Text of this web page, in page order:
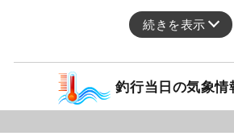
続きを表示
釣行当日の気象情